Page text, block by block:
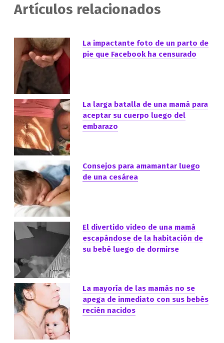
Artículos relacionados
La impactante foto de un parto de
pie que Facebook ha censurado
La larga batalla de una mamá para
aceptar su cuerpo luego del
embarazo
Consejos para amamantar luego
de una cesárea
El divertido video de una mamá
escapándose de la habitación de
su bebé luego de dormirse
La mayoría de las mamás no se
apega de inmediato con sus bebés
recién nacidos